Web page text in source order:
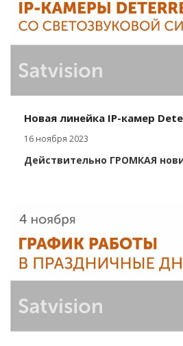
Новая линейка IP-камер
16 ноября 2023
Действительно ГРОМКАЯ